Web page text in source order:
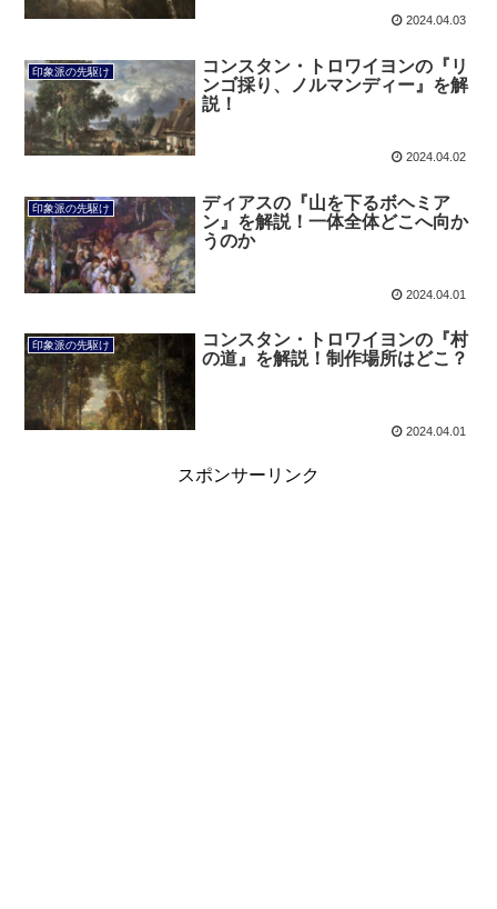
2024.04.03
印象派の先駆け
コンスタン・トロワイヨンの『リ
ンゴ採り、ノルマンディー』を解
説！
2024.04.02
印象派の先駆け
ディアスの『山を下るボヘミア
ン』を解説！一体全体どこへ向か
うのか
2024.04.01
印象派の先駆け
コンスタン・トロワイヨンの『村
の道』を解説！制作場所はどこ？
2024.04.01
スポンサーリンク